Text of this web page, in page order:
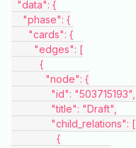
  "data": {
    "phase": {
      "cards": {
        "edges": [
          {
            "node": {
              "id": "503715193",
              "title": "Draft",
              "child_relations": [
                {